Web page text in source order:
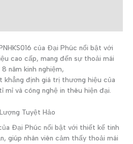
của Đại Phúc nổi bật với
cao cấp, mang đến sự thoải mái
năm kinh nghiệm,
khẳng định giá trị thương hiệu của
và công nghệ in thêu hiện đại.
Tuyệt Hảo
Đại Phúc nổi bật với thiết kế tinh
giúp nhân viên cảm thấy thoải mái